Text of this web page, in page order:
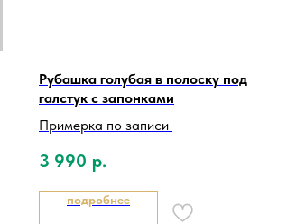
Рубашка голубая в полоску под
галстук с запонками
Примерка по записи
3 990 р.
подробнее